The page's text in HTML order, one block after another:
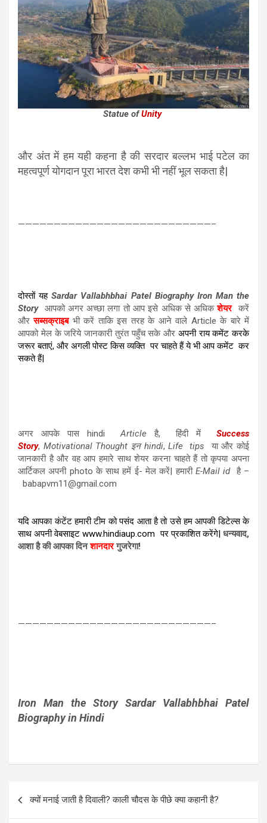
Statue ofUnity
और अंत में हम यही कहना है की सरदार बल्लभ भाई पटेल का
महत्वपूर्ण योगदान पूरा भारत देश कभी भी नहीं भूल सकता है|
———————————————————————————–
दोस्तों यहSardar Vallabhbhai Patel Biography Iron Man the
Story
आपको अगर अच्छा लगा तो आप इसे अधिक से अधिकशेयरकरें
औरसब्सक्राइब भी करें ताकि इस तरह के आने वाले Article के बारे में
आपको मेल के जरिये जानकारी तुरंत पहुँच सके और अपनी राय कमेंट करके
जरूर बताएं, और अगली पोस्ट किस व्यक्ति पर चाहते हैं ये भी आप कमेंट कर
सकते हैं|
अगर आपके पास hindiArticleहै, हिंदी में Success
Story, Motivational Thought इन hindi,Life tipsया और कोई
जानकारी है और वह आप हमारे साथ शेयर करना चाहते हैं तो कृपया अपना
आर्टिकल अपनी photo के साथ हमें ई- मेल करें| हमारी E-Mail idहै –
babapvm11@gmail.com
यदि आपका कंटेंट हमारी टीम को पसंद आता है तो उसे हम आपकी डिटेल्स के
साथ अपनी वेबसाइटwww.hindiaup.com पर प्रकाशित करेंगे| धन्यवाद,
आशा है की आपका दिनशानदारगुजरेगा!
———————————————————————————–
Iron Man the Story Sardar Vallabhbhai Patel
Biography in Hindi
क्यों मनाई जाती है दिवाली? काली चौदस के पीछे क्या कहानी है?